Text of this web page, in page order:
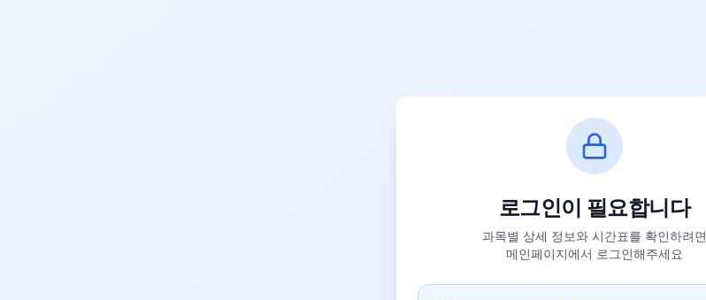
로그인이 필요합니다
과목별 상세 정보와 시간표를 확인하려면
메인페이지에서 로그인해주세요